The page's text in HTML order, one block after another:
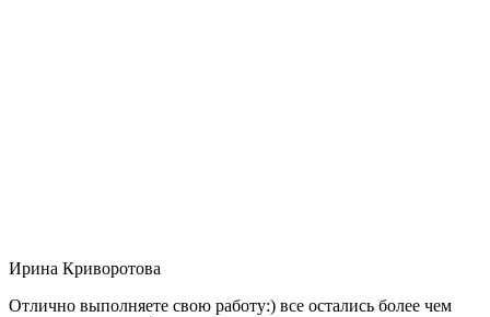
Ирина Криворотова
Отлично выполняете свою работу:) все остались более чем